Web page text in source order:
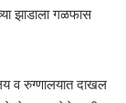
झाडाला गळफास
व रुग्णालयात दाखल